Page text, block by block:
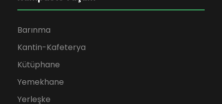
Barınma
Kantin-Kafeterya
Kütüphane
Yemekhane
Yerleşke